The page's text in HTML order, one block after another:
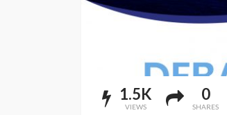
1.5K
VIEWS
0
SHARES